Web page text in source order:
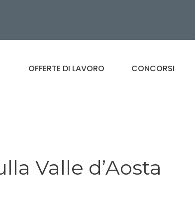
OFFERTE DI LAVORO CONCORSI
Valle d’Aosta